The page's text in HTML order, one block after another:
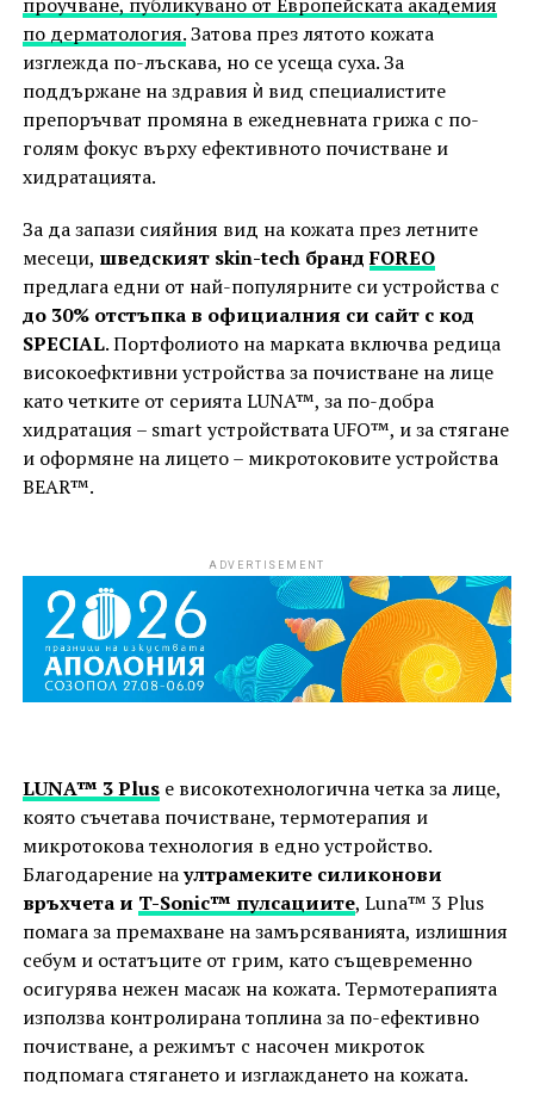
проучване, публикувано от Европейската академия
по дерматология.Затова през лятото кожата
изглежда по-лъскава, но се усеща суха. За
поддържане на здравия ѝ вид специалистите
препоръчват промяна в ежедневната грижа с по-
голям фокус върху ефективното почистване и
хидратацията.
За да запази сияйния вид на кожата през летните
месеци, шведският skin-tech брандFOREO
предлага едни от най-популярните си устройства с
до 30% отстъпка в официалния си сайт с код
SPECIAL. Портфолиото на марката включва редица
високоефктивни устройства за почистване на лице
като четките от серията LUNA™, за по-добра
хидратация – smart устройствaта UFO™, и за стягане
и оформяне на лицето – микротоковите устройства
BEAR™.
ADVERTISEMENT
LUNA™ 3 Pluse високотехнологична четка за лице,
която съчетава почистване, термотерапия и
микротокова технология в едно устройство.
Благодарение наултрамеките силиконови
връхчета и T-Sonic™ пулсациите, Luna™ 3 Plus
помага за премахване на замърсяванията, излишния
себум и остатъците от грим, като същевременно
осигурява нежен масаж на кожата. Термотерапията
използва контролирана топлина за по-ефективно
почистване, а режимът с насочен микроток
подпомага стягането и изглаждането на кожата.